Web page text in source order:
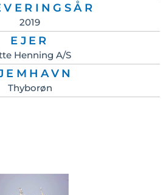
2019
EJER
Henning A/S
Thyborøn